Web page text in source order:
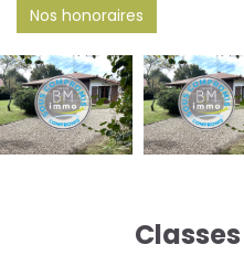
Nos honoraires
Classes